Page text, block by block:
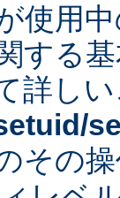
使用
する
詳し
その